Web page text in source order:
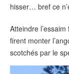
hisser… bref ce
Atteindre
firent monter
scotchés par le